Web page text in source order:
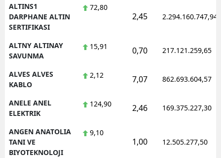
ALTINS1
DARPHANE ALTIN
SERTIFIKASI
72,80
2,45 2.294.160.747,94
ALTNY ALTINAY
SAVUNMA
15,91 0,70 217.121.259,65
ALVES ALVES
KABLO
2,12 7,07 862.693.604,57
ANELE ANEL
ELEKTRIK
124,90 2,46 169.375.227,30
ANGEN ANATOLIA
TANI VE
BIYOTEKNOLOJI
9,10
1,00 12.505.277,50